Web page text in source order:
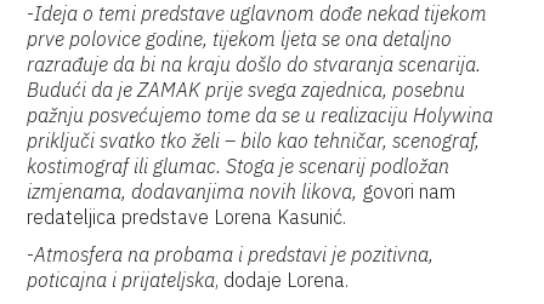
-Ideja o temi predstave uglavnom dođe nekad tijekom
prve polovice godine, tijekom ljeta se ona detaljno
razrađuje da bi na kraju došlo do stvaranja scenarija.
Budući da je ZAMAK prije svega zajednica, posebnu
pažnju posvećujemo tome da se u realizaciju Holywina
priključi svatko tko želi – bilo kao tehničar, scenograf,
kostimograf ili glumac. Stoga je scenarij podložan
izmjenama, dodavanjima novih likova, govori nam
redateljica predstave Lorena Kasunić.
-Atmosfera na probama i predstavi je pozitivna,
poticajna i prijateljska, dodaje Lorena.